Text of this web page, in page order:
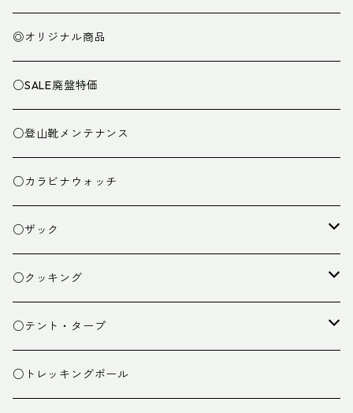
◎オリジナル商品
○SALE廃盤特価
○登山靴メンテナンス
○カラビナウォッチ
○ザック
ザック
スタッフバッグ
ザック小物
○クッキング
クッカー
バーナー
○テント・タープ
テント
○トレッキングポール